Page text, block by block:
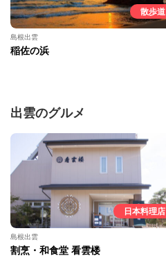
散歩道
島根出雲
稲佐の浜
出雲のグルメ
日本料理店
島根出雲
割烹・和食堂 看雲楼